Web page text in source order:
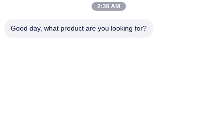
Produtos
Show De RV
Sobre Nós
2:36 AM
Good day, what product are you looking for?